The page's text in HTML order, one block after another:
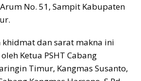
Arum No. 51, Sampit Kabupaten
khidmat dan sarat makna ini
Ketua PSHT Cabang
Timur, Kangmas Susanto,